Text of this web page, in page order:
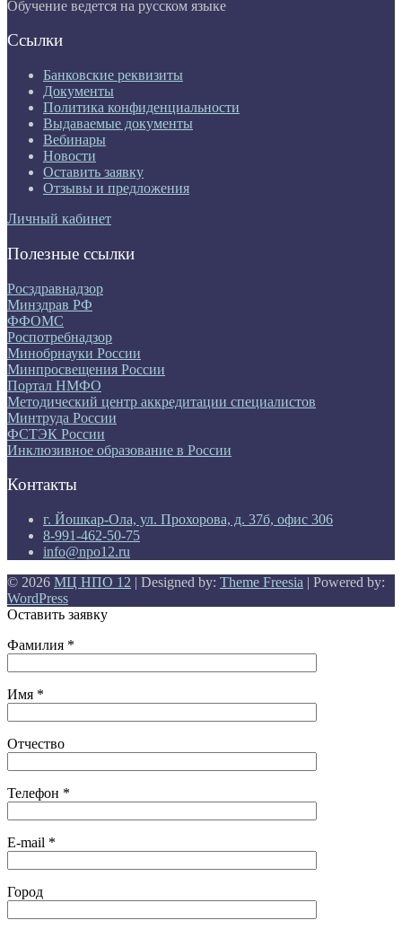
Обучение ведется на русском языке
Ссылки
Банковские реквизиты
Документы
Политика конфиденциальности
Выдаваемые документы
Вебинары
Новости
Оставить заявку
Отзывы и предложения
Личный кабинет
Полезные ссылки
Росздравнадзор
Минздрав РФ
ФФОМС
Роспотребнадзор
Минобрнауки России
Минпросвещения России
Портал НМФО
Методический центр аккредитации специалистов
Минтруда России
ФСТЭК России
Инклюзивное образование в России
Контакты
г. Йошкар-Ола, ул. Прохорова, д. 37б, офис 306
8-991-462-50-75
info@npo12.ru
© 2026 МЦ НПО 12 | Designed by: Theme Freesia | Powered by:
WordPress
Оставить заявку
Фамилия *
Имя *
Отчество
Телефон *
E-mail *
Город